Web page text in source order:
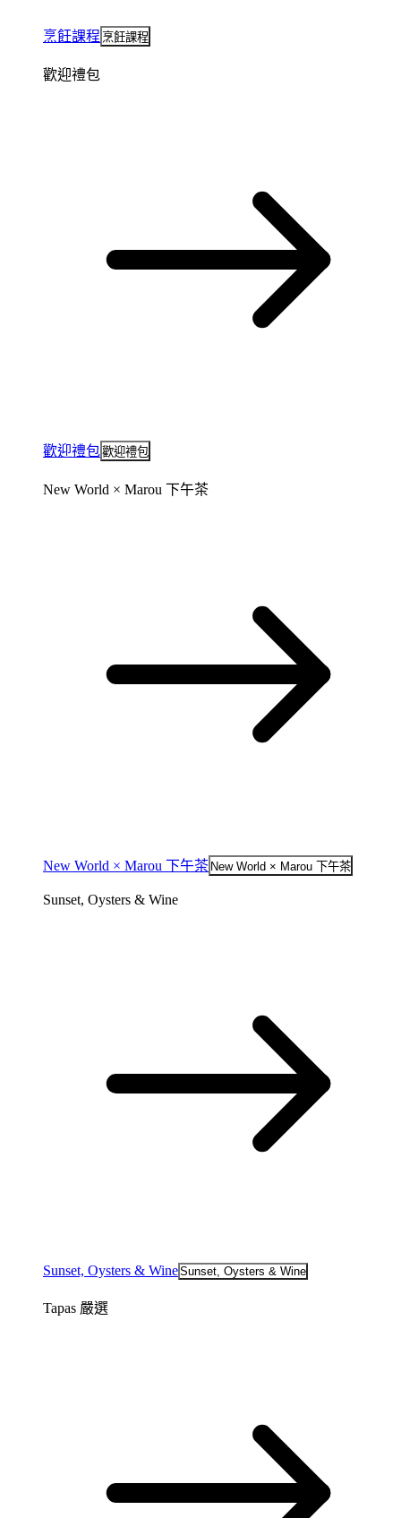
烹飪課程 烹飪課程
歡迎禮包
歡迎禮包歡迎禮包
New World × Marou 下午茶
New World × Marou 下午茶 New World × Marou 下午茶
Sunset, Oysters & Wine
Sunset, Oysters & WineSunset, Oysters & Wine
Tapas 嚴選